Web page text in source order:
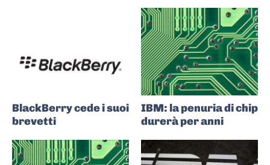
BlackBerry cede i suoi
brevetti
IBM: la penuria di chip
durerà per anni